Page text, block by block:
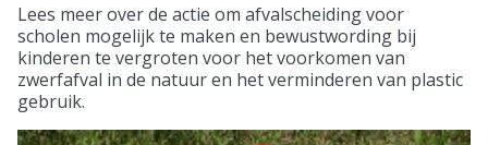
Lees meer over de actie om afvalscheiding voor
scholen mogelijk te maken en bewustwording bij
kinderen te vergroten voor het voorkomen van
zwerfafval in de natuur en het verminderen van plastic
gebruik.